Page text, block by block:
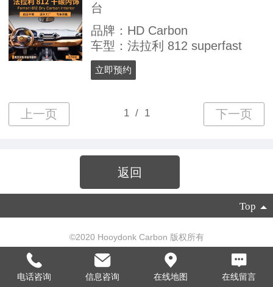
台
品牌：HD Carbon
车型：法拉利 812 superfast
立即预约
返回
Top
©2020 Hooydonk Carbon 版权所有
技术支持：
电脑版
电话咨询 信息咨询 在线地图 在线留言